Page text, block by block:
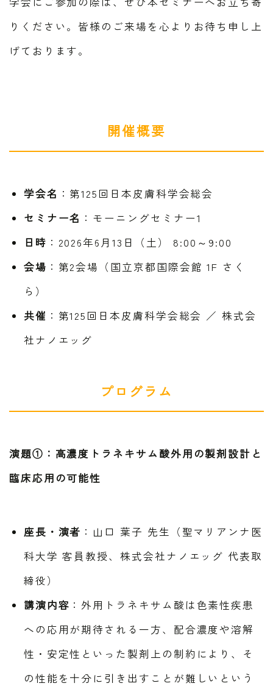
りください。皆様のご来場を心よりお待ち申し上
げております。
開催概要
学会名 ：第125回日本皮膚科学会総会
セミナー名 ：モーニングセミナー1
日時 ：2026年6月13日（土） 8:00～9:00
会場 ：第2会場（国立京都国際会館 1F さく
ら）
共催 ：第125回日本皮膚科学会総会 ／ 株式会
社ナノエッグ
プログラム
演題①：高濃度トラネキサム酸外用の製剤設計と
臨床応用の可能性
座長・演者 ：山口 葉子 先生（聖マリアンナ医
科大学 客員教授、株式会社ナノエッグ 代表取
締役）
講演内容 ：外用トラネキサム酸は色素性疾患
への応用が期待される一方、配合濃度や溶解
性・安定性といった製剤上の制約により、そ
の性能を十分に引き出すことが難しいという